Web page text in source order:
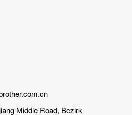
Middle Road, Bezirk